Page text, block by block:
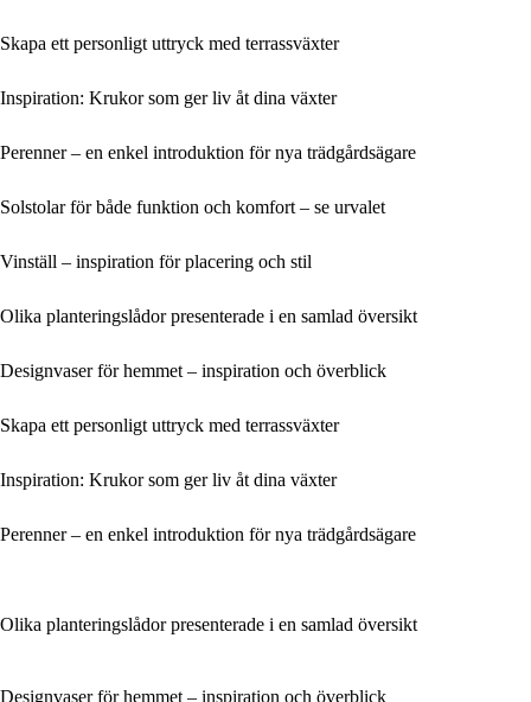
Skapa ett personligt uttryck med terrassväxter
Inspiration: Krukor som ger liv åt dina växter
Perenner – en enkel introduktion för nya trädgårdsägare
Solstolar för både funktion och komfort – se urvalet
Vinställ – inspiration för placering och stil
Olika planteringslådor presenterade i en samlad översikt
Designvaser för hemmet – inspiration och överblick
Skapa ett personligt uttryck med terrassväxter
Inspiration: Krukor som ger liv åt dina växter
Perenner – en enkel introduktion för nya trädgårdsägare
Olika planteringslådor presenterade i en samlad översikt
Designvaser för hemmet – inspiration och överblick